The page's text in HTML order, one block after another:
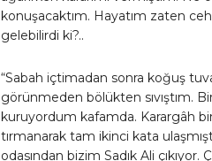
konuşacaktım. Hayatım zaten
gelebilirdi ki?..
“Sabah içtimadan sonra koğuş
görünmeden bölükten sıvıştım.
kuruyordum kafamda. Karargâh
tırmanarak tam ikinci kata
odasından bizim Sadık Ali